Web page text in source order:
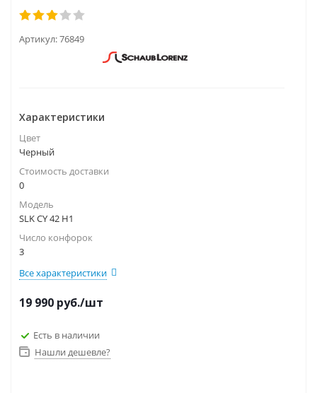
Артикул:76849
Характеристики
Цвет
Черный
Стоимость доставки
0
Модель
SLK CY 42 H1
Число конфорок
3
Все характеристики
19 990 руб./шт
Есть в наличии
Нашли дешевле?